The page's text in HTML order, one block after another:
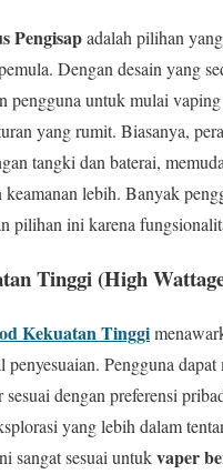
Pengisapadalah pilihan
Dengan desain yang
pengguna untuk mulai
yang rumit. Biasanya,
tangki dan baterai,
lebih. Banyak
pilihan ini karena
Tinggi (High
Kekuatan Tinggi
penyesuaian. Pengguna
sesuai dengan preferensi
yang lebih dalam
sangat sesuai untukvaper